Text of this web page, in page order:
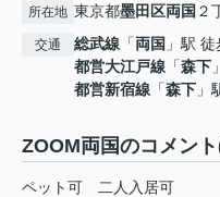
所在地 東京都墨田区両国 ２
交通 総武線 「両国 」駅
都営大江戸線 「森下
都営新宿線 「森下 」
ZOOM両国のコメン
ペット可 二人入居可